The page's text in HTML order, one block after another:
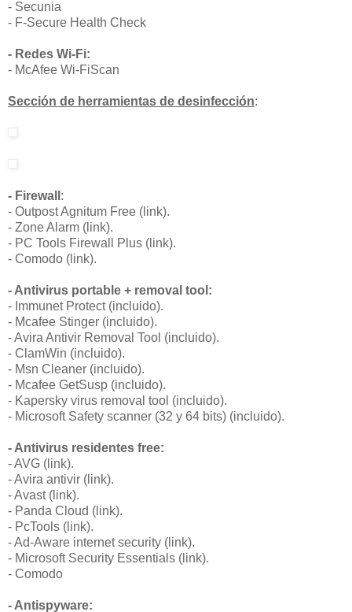
- Secunia
- F-Secure Health Check
- Redes Wi-Fi:
- McAfee Wi-FiScan
Sección de herramientas de desinfección:
- Firewall :
- Outpost Agnitum Free (link).
- Zone Alarm (link).
- PC Tools Firewall Plus (link).
- Comodo (link).
- Antivirus portable + removal tool:
- Immunet Protect (incluido).
- Mcafee Stinger (incluido).
- Avira Antivir Removal Tool (incluido).
- ClamWin (incluido).
- Msn Cleaner (incluido).
- Mcafee GetSusp (incluido).
- Kapersky virus removal tool (incluido).
- Microsoft Safety scanner (32 y 64 bits) (incluido).
- Antivirus residentes free:
- AVG (link).
- Avira antivir (link).
- Avast (link).
- Panda Cloud (link).
- PcTools (link).
- Ad-Aware internet security (link).
- Microsoft Security Essentials (link).
- Comodo
- Antispyware: